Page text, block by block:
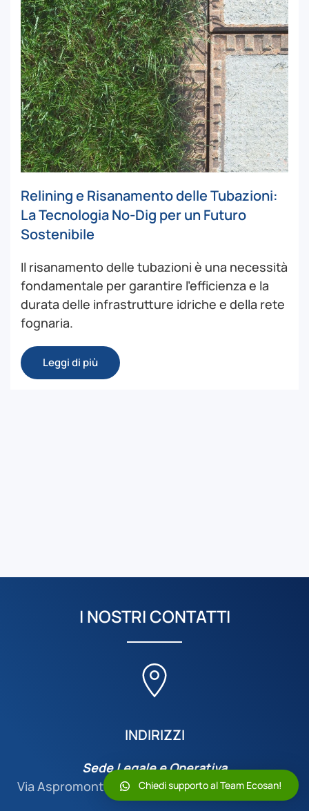
Relining e Risanamento delle Tubazioni:
La Tecnologia No-Dig per un Futuro
Sostenibile
Il risanamento delle tubazioni è una necessità
fondamentale per garantire l’efficienza e la
durata delle infrastrutture idriche e della rete
fognaria.
Leggi di più
I NOSTRI CONTATTI
INDIRIZZI
Sede Legale e Operativa
Via Aspromonte, 12, San Giovanni La Punta (CT)
Chiedi supporto al Team Ecosan!